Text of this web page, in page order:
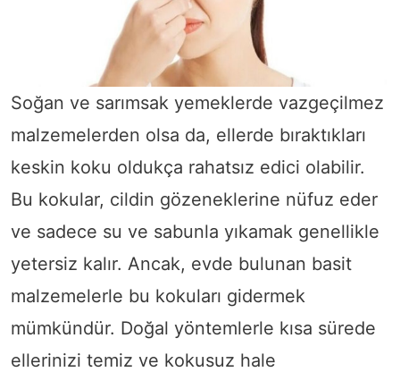
Soğan ve sarımsak yemeklerde vazgeçilmez
malzemelerden olsa da, ellerde bıraktıkları
keskin koku oldukça rahatsız edici olabilir.
Bu kokular, cildin gözeneklerine nüfuz eder
ve sadece su ve sabunla yıkamak genellikle
yetersiz kalır. Ancak, evde bulunan basit
malzemelerle bu kokuları gidermek
mümkündür. Doğal yöntemlerle kısa sürede
ellerinizi temiz ve kokusuz hale